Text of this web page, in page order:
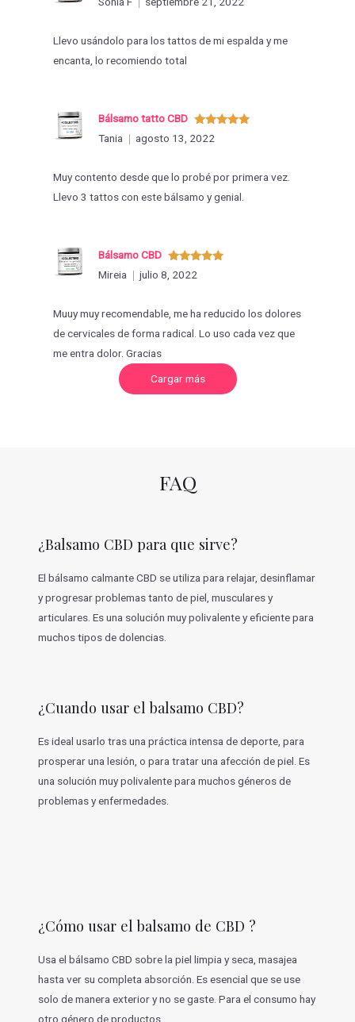
con 5de 5
Llevo usándolo para los tattos de mi espalda y me
encanta, lo recomiendo total
Valorado
con
Bálsamo tatto CBD
Tania
agosto 13, 2022
Muy contento desde que lo probé por primera vez.
Llevo 3 tattos con este bálsamo y genial.
Valorado
con5de 5
Bálsamo CBD
Mireia
julio 8, 2022
Muuy muy recomendable, me ha reducido los dolores
de cervicales de forma radical. Lo uso cada vez que
me entra dolor. Gracias
Cargar másC
r
i
o
e
s
FAQ
¿Balsamo CBD para que sirve?
El bálsamo calmante CBD se utiliza para relajar, desinflamar
y progresar problemas tanto de piel, musculares y
articulares. Es una solución muy polivalente y eficiente para
muchos tipos de dolencias.
¿Cuando usar el balsamo CBD?
Es ideal usarlo tras una práctica intensa de deporte, para
prosperar una lesión, o para tratar una afección de piel. Es
una solución muy polivalente para muchos géneros de
problemas y enfermedades.
¿Cómo usar el balsamo de CBD ?
Usa el bálsamo CBD sobre la piel limpia y seca, masajea
hasta ver su completa absorción. Es esencial que se use
solo de manera exterior y no se gaste. Para el consumo hay
otro género de productos.